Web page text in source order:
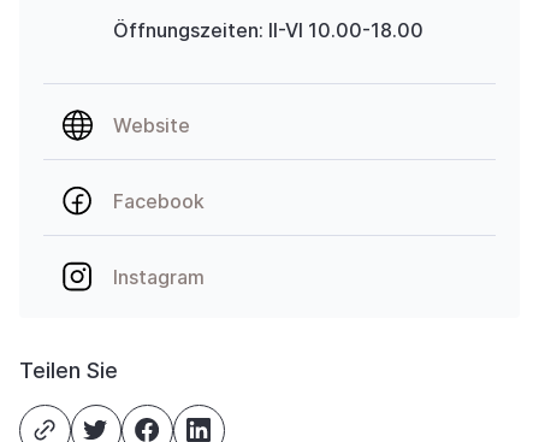
Öffnungszeiten: II-VI 10.00-18.00
Website
Facebook
Instagram
Teilen Sie